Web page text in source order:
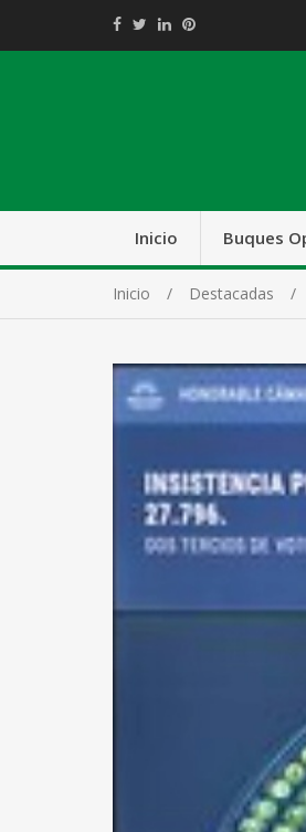
Inicio Buques
Inicio Destacadas